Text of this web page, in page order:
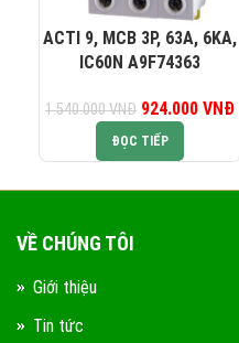
ACTI 9, MCB 3P, 63A, 6KA,
IC60N A9F74363
1.540.000VNĐ
Giá gốc là:
1.540.000 VNĐ.
924.000 VNĐ
ĐỌC TIẾP
VỀ CHÚNG TÔI
Giới thiệu
Tin tức